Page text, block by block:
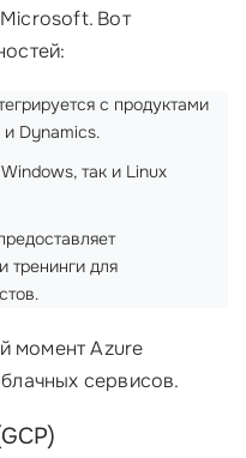
Вот
с продуктами
Dynamics.
так и Linux
тренинги для
момент Azure
сервисов.